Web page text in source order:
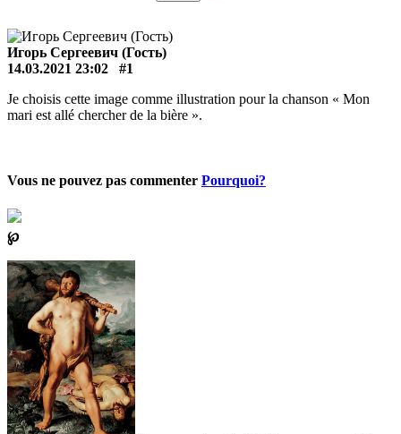
Игорь Сергеевич (Гость)
14.03.2021 23:02
#1
Je choisis cette image comme illustration pour la chanson « Mon
mari est allé chercher de la bière ».
Vous ne pouvez pas commenter Pourquoi?
℘